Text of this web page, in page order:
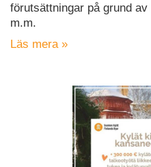
förutsättningar på grund
m.m.
Läs mera »